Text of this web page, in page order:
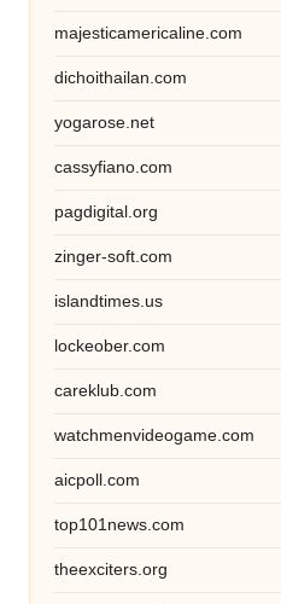
majesticamericaline.com
dichoithailan.com
yogarose.net
cassyfiano.com
pagdigital.org
zinger-soft.com
islandtimes.us
lockeober.com
careklub.com
watchmenvideogame.com
aicpoll.com
top101news.com
theexciters.org